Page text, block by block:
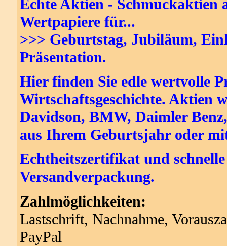
Echte Aktien - Schmuckaktien
Wertpapiere für...
>>> Geburtstag, Jubiläum,
Präsentation.
Hier finden Sie edle wertvolle
Wirtschaftsgeschichte. Aktien
Davidson, BMW, Daimler
aus Ihrem Geburtsjahr oder
Echtheitszertifikat und
Versandverpackung.
Zahlmöglichkeiten:
Lastschrift, Nachnahme,
PayPal